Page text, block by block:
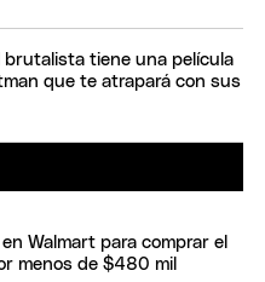
brutalista tiene una película
que te atrapará con sus
Walmart para comprar el
menos de $480 mil